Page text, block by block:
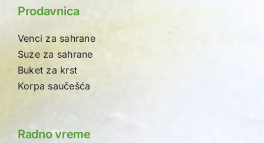
Prodavnica
Venci za sahrane
Suze za sahrane
Buket za krst
Korpa saučešća
Radno vreme